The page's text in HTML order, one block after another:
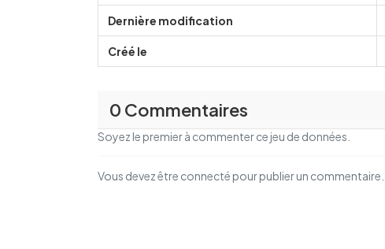
Dernière modification
Créé le
0 Commentaires
Soyez le premier à commenter ce jeu de données.
Vous devez être connecté pour publier un commentaire.